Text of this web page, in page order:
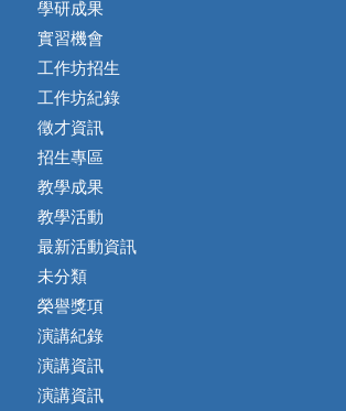
學研成果
實習機會
工作坊招生
工作坊紀錄
徵才資訊
招生專區
教學成果
教學活動
最新活動資訊
未分類
榮譽獎項
演講紀錄
演講資訊
演講資訊